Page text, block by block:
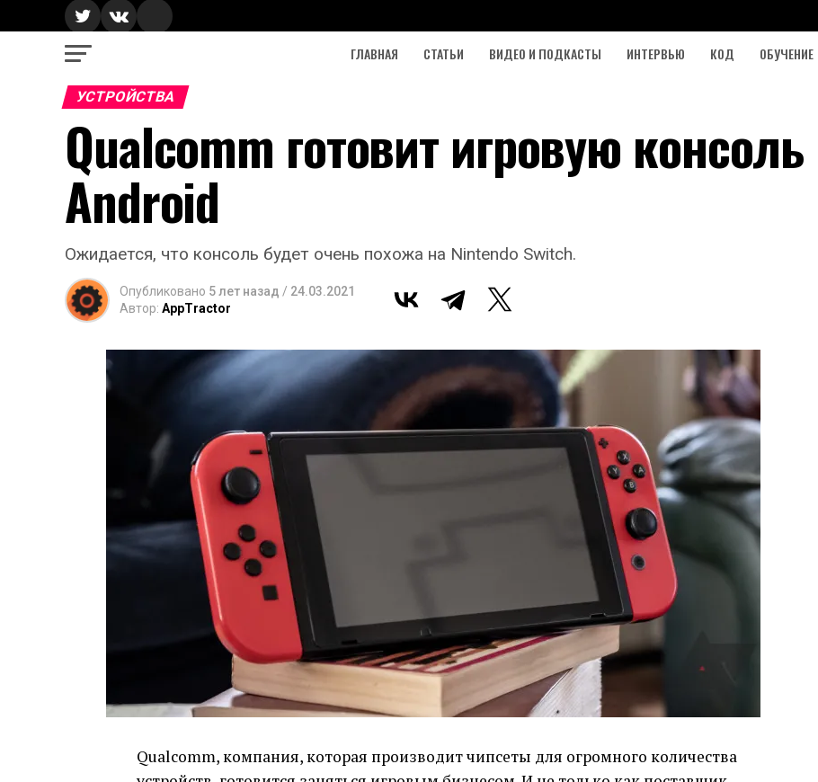
ГЛАВНАЯ СТАТЬИ ВИДЕО И ПОДКАСТЫ ИНТЕРВЬЮ КОД ОБУЧЕНИЕ
УСТРОЙСТВА
Qualcomm готовит игровую
Android
Ожидается, что консоль будет очень похожа на Nintendo Switch.
Опубликовано 5 лет назад / 24.03.2021
Автор: AppTractor
Qualcomm, компания, которая производит чипсеты для огромного количества